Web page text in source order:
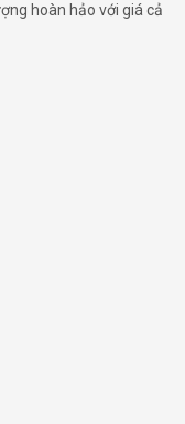
hoàn hảo với giá cả